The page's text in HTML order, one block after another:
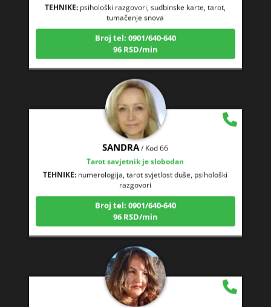
tumačenje snova
Broj tel: 0901/640-640
96 RSD/min
SANDRA/ Kod 66
Tarot savjetnik je slobodan
numerologija, tarot svjetlost duše, psihološki
razgovori
Broj tel: 0901/640-640
96 RSD/min
VESNA/ Kod 05